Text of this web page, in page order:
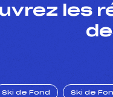
les
Ski de Fond Ski de